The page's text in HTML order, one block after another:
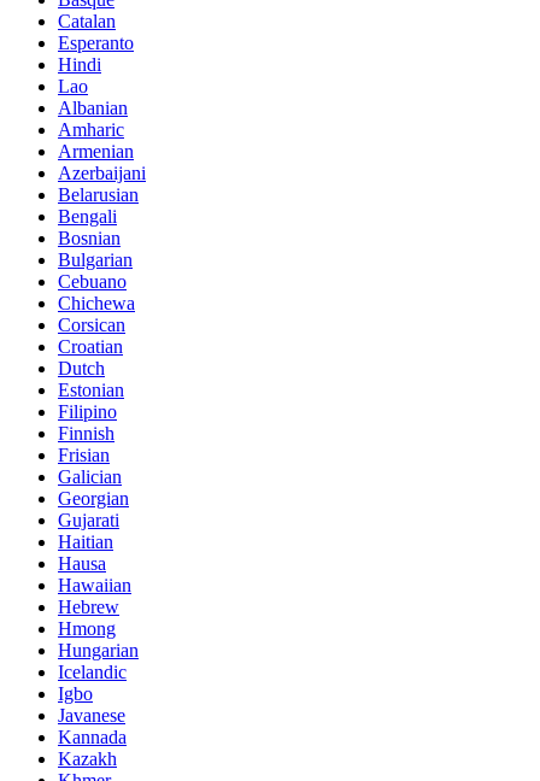
Catalan
Esperanto
Hindi
Lao
Albanian
Amharic
Armenian
Azerbaijani
Belarusian
Bengali
Bosnian
Bulgarian
Cebuano
Chichewa
Corsican
Croatian
Dutch
Estonian
Filipino
Finnish
Frisian
Galician
Georgian
Gujarati
Haitian
Hausa
Hawaiian
Hebrew
Hmong
Hungarian
Icelandic
Igbo
Javanese
Kannada
Kazakh